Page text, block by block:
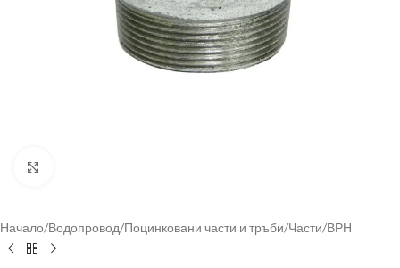
Начало/Водопровод/Поцинковани части и тръби/Части/ВРН